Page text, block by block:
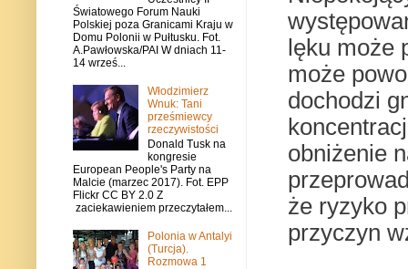
lęku może
może
dochodzi
obniżenie
że ryzyko
przyczyn
Światowego Forum Nauki
Polskiej poza Granicami Kraju w
Domu Polonii w Pułtusku. Fot.
A.Pawłowska/PAI W dniach 11-
14 wrześ...
Włodzimierz
Wnuk: Tani
prześmiewcy
rzeczywistości
Donald Tusk na
kongresie
European People's Party na
Malcie (marzec 2017). Fot. EPP
Flickr CC BY 2.0 Z
zaciekawieniem przeczytałem...
Polonia w Antalyi
(Turcja).
Rozmowa 1